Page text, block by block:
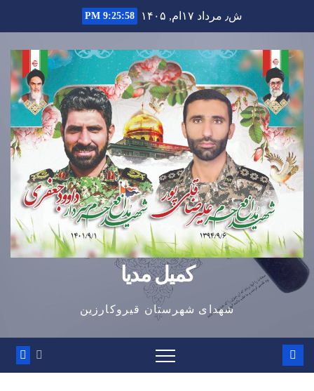
to
content
ش٫ مرداد ۱۷ام, ۱۴۰۵ 9:25:59 PM
کمیل مدیا
شهدای شهرستان قیروکارزین